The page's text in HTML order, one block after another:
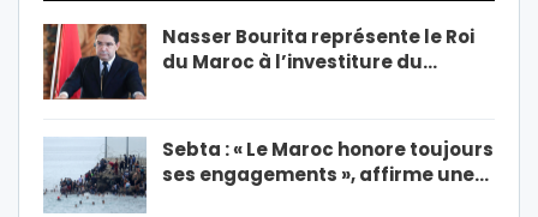
Nasser Bourita représente le Roi
du Maroc à l’investiture du…
Sebta : « Le Maroc honore toujours
ses engagements », affirme une…